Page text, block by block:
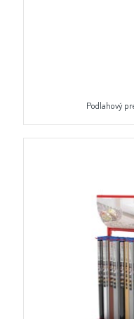
Podlahový